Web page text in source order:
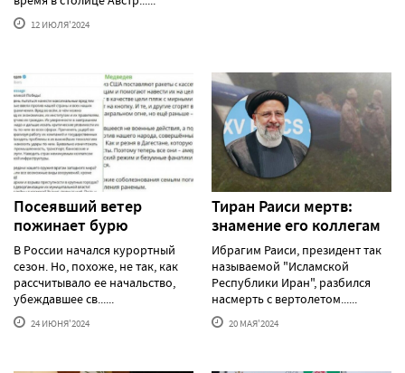
12 ИЮЛЯ'2024
Посеявший ветер
пожинает бурю
В России начался курортный
сезон. Но, похоже, не так, как
рассчитывало ее начальство,
убеждавшее св......
24 ИЮНЯ'2024
Тиран Раиси мертв:
знамение его коллегам
Ибрагим Раиси, президент так
называемой "Исламской
Республики Иран", разбился
насмерть с вертолетом......
20 МАЯ'2024